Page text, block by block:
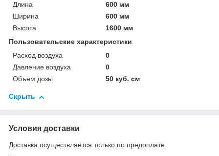
Длина
600 мм
Ширина
600 мм
Высота
1600 мм
Пользовательские характеристики
Расход воздуха
0
Давление воздуха
0
Объем дозы
50 куб. см
Скрыть
Условия доставки
Доставка осуществляется только по предоплате.